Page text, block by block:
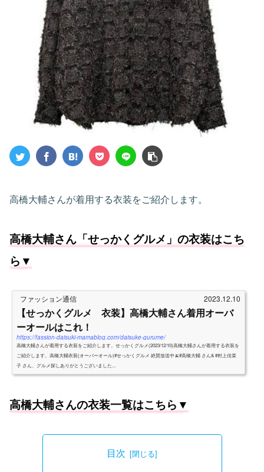
高橋大輔さんが着用する衣装をご紹介します。
高橋大輔さん「せっかくグルメ」の衣装はこち
ら▼
ファッション通信 2023.12.10
【せっかくグルメ 衣装】高橋大輔さん着用オーバ
ーオールはこれ！
https://fassion-daisuki-mamablog.com/daisuke-gurume/
高橋大輔さんが着用する衣装をご紹介します。せっかくグルメ(2023/12/10)高橋大輔さんが着用する衣装を
ご紹介します。高橋大輔衣装(オーバーオール)#せっかくグルメ 絶賛放送中🍌#高橋大輔 さん& #村上佳菜
子 さん、グルメ探しありがとうございました...
高橋大輔さんの衣装一覧はこちら▼
目次